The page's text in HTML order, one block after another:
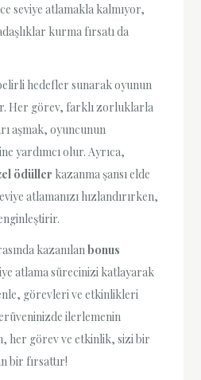
seviye atlamakla kalmıyor,
kurma fırsatı da
hedefler sunarak oyunun
Her görev, farklı zorluklarla
aşmak, oyuncunun
yardımcı olur. Ayrıca,
ödüller kazanma şansı elde
atlamanızı hızlandırırken,
kazanılanbonus
atlama sürecinizi katlayarak
görevleri ve etkinlikleri
ilerlemenin
her görev ve etkinlik, sizi bir
bir fırsattır!